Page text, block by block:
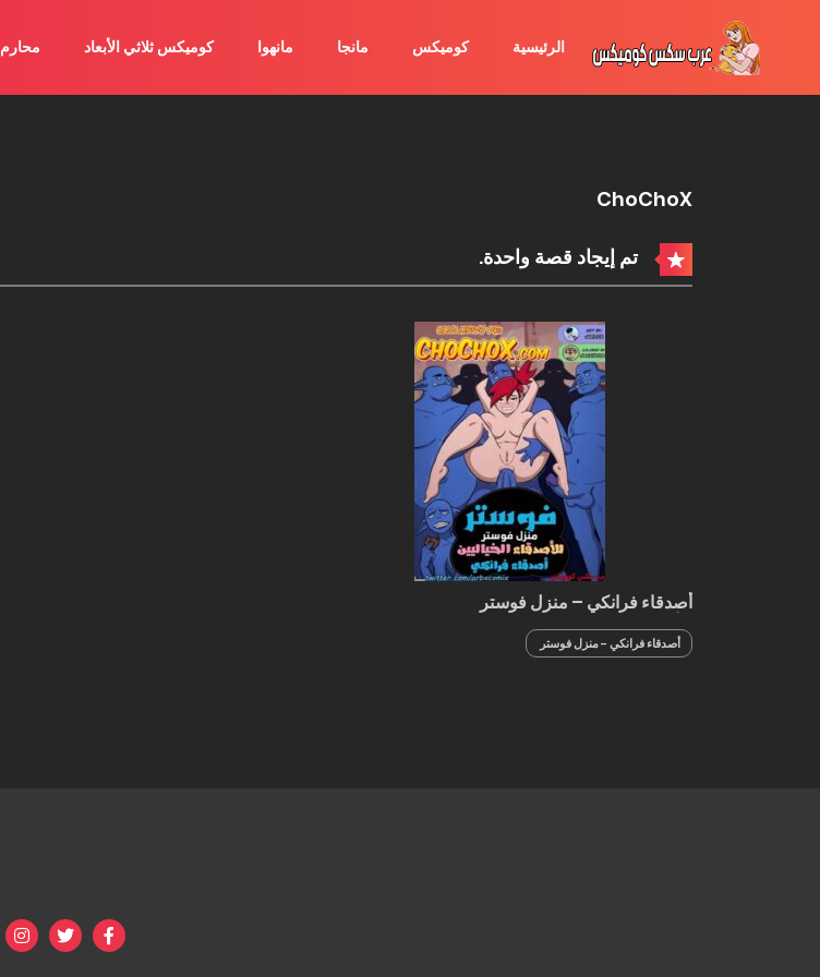
الرئيسية كوميكس مانجا مانهوا كوميكس ثلاثي الأبعاد محارم
ChoChoX
تم إيجاد قصة واحدة.
أصدقاء فرانكي – منزل فوستر
للأصدقاء الخياليين
أصدقاء فرانكي - منزل فوستر
للأصدقاء الخياليين